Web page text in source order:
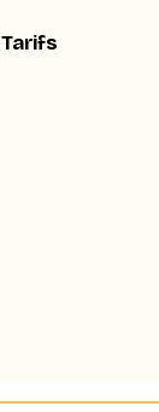
Tarifs